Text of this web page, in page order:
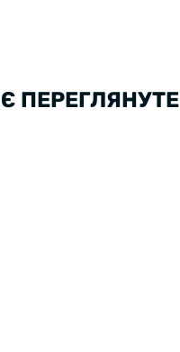
ПЕРЕГЛЯНУТЕ